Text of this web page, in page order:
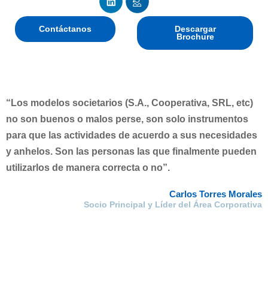
Contáctanos
Descargar
Brochure
“Los modelos societarios (S.A., Cooperativa, SRL, etc)
no son buenos o malos perse, son solo instrumentos
para que las actividades de acuerdo a sus necesidades
y anhelos. Son las personas las que finalmente pueden
utilizarlos de manera correcta o no”.
Carlos Torres Morales
Socio Principal y Líder del Área Corporativa